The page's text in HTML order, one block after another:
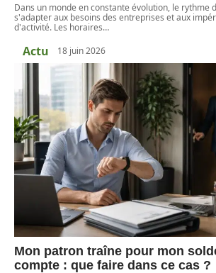
Dans un monde en constante évolution, le rythme
s'adapter aux besoins des entreprises et aux
d'activité. Les horaires…
Actu 18 juin 2026
Mon patron traîne pour mon
compte : que faire dans ce cas ?